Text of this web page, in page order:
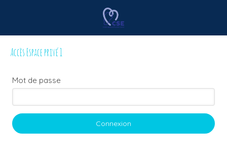
Accès Espace privé 1
Mot de passe
Connexion